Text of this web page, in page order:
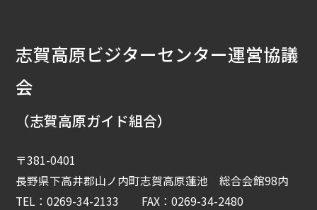
志賀高原ビジターセンター運営協議
会
（志賀高原ガイド組合）
〒381-0401
長野県下高井郡山ノ内町志賀高原蓮池 総合会館98内
TEL：0269-34-2133 FAX：0269-34-2480